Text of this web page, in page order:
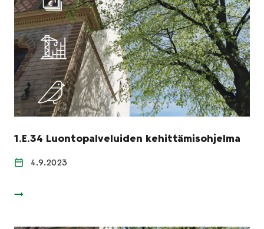
1.E.34 Luontopalveluiden kehittämisohjelma
4.9.2023